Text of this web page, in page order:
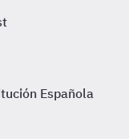
Española